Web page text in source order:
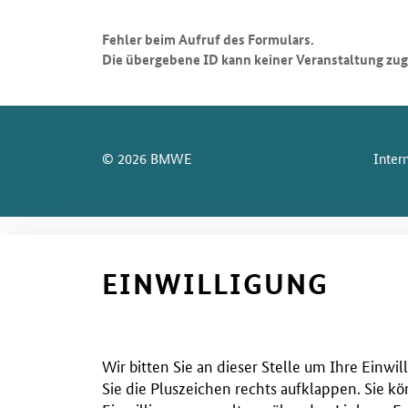
Fehler beim Aufruf des Formulars.
Die übergebene ID kann keiner Veranstaltung
SrOnlyServicemenü© 2026 BMWE
EINWILLIGUNG
Wir bitten Sie an dieser Stelle um Ihre
Sie die Pluszeichen rechts aufklappen. Sie